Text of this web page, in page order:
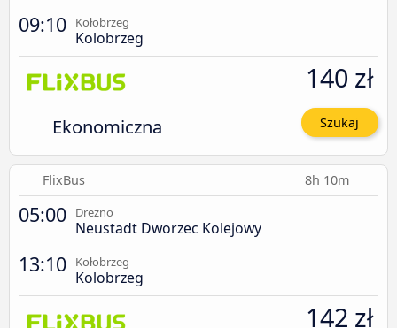
09:10 Kołobrzeg
Kolobrzeg
Ekonomiczna
140 zł
Szukaj
FlixBus 8h 10m
05:00 Drezno
Neustadt Dworzec Kolejowy
13:10 Kołobrzeg
Kolobrzeg
142 zł